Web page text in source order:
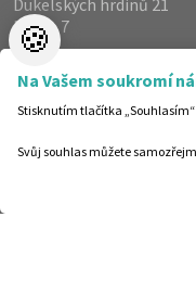
Praha 7
170 00
info@kampomaturite.cz
🍪
Na Vašem soukromí
Stisknutím tlačítka
Svůj souhlas můžete